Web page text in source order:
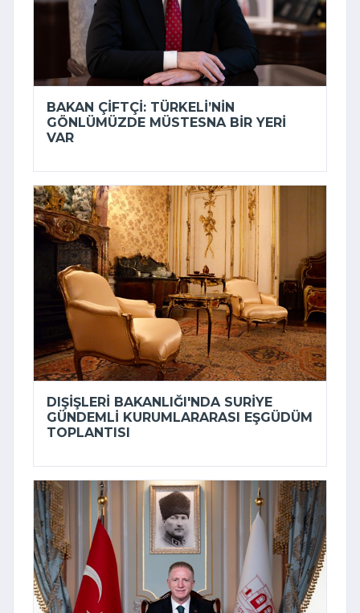
BAKAN ÇIFTÇI: TÜRKELI’NIN
GÖNLÜMÜZDE MÜSTESNA BIR YERI
VAR
DIŞIŞLERI BAKANLIĞI'NDA SURIYE
GÜNDEMLI KURUMLARARASI EŞGÜDÜM
TOPLANTISI